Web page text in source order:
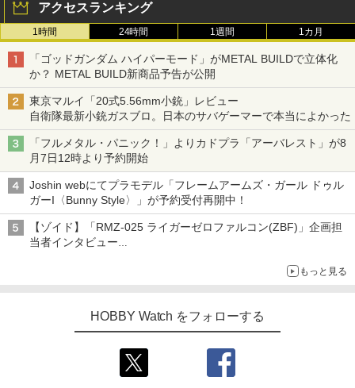
アクセスランキング
1時間 24時間 1週間 1カ月
「ゴッドガンダム ハイパーモード」がMETAL BUILDで立体化
か？ METAL BUILD新商品予告が公開
東京マルイ「20式5.56mm小銃」レビュー
自衛隊最新小銃ガスブロ。日本のサバゲーマーで本当によかった
「フルメタル・パニック！」よりカドプラ「アーバレスト」が8
月7日12時より予約開始
Joshin webにてプラモデル「フレームアームズ・ガール ドゥル
ガーI〈Bunny Style〉」が予約受付再開中！
【ゾイド】「RMZ-025 ライガーゼロファルコン(ZBF)」企画担
当者インタビュー
もっと見る
HOBBY Watch をフォローする